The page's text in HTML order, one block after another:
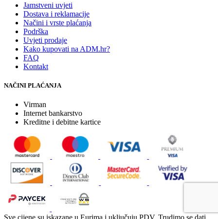
Jamstveni uvjeti
Dostava i reklamacije
Načini i vrste plaćanja
Podrška
Uvjeti prodaje
Kako kupovati na ADM.hr?
FAQ
Kontakt
NAČINI PLAĆANJA
Virman
Internet bankarstvo
Kreditne i debitne kartice